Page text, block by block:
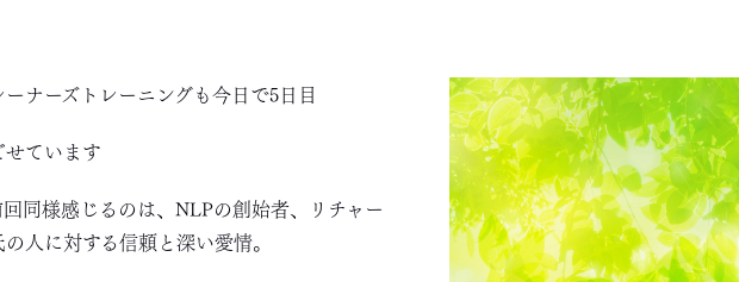
ナーズトレーニングも今日で5日目
ています
同様感じるのは、NLPの創始者、リチャー
人に対する信頼と深い愛情。